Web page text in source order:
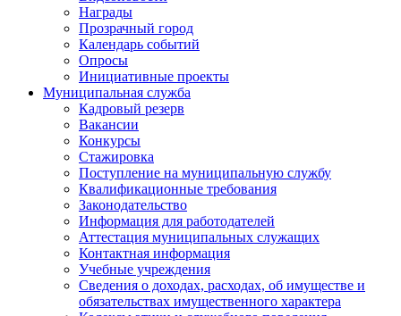
Награды
Прозрачный город
Календарь событий
Опросы
Инициативные проекты
Муниципальная служба
Кадровый резерв
Вакансии
Конкурсы
Стажировка
Поступление на муниципальную службу
Квалификационные требования
Законодательство
Информация для работодателей
Аттестация муниципальных служащих
Контактная информация
Учебные учреждения
Сведения о доходах, расходах, об имуществе и
обязательствах имущественного характера